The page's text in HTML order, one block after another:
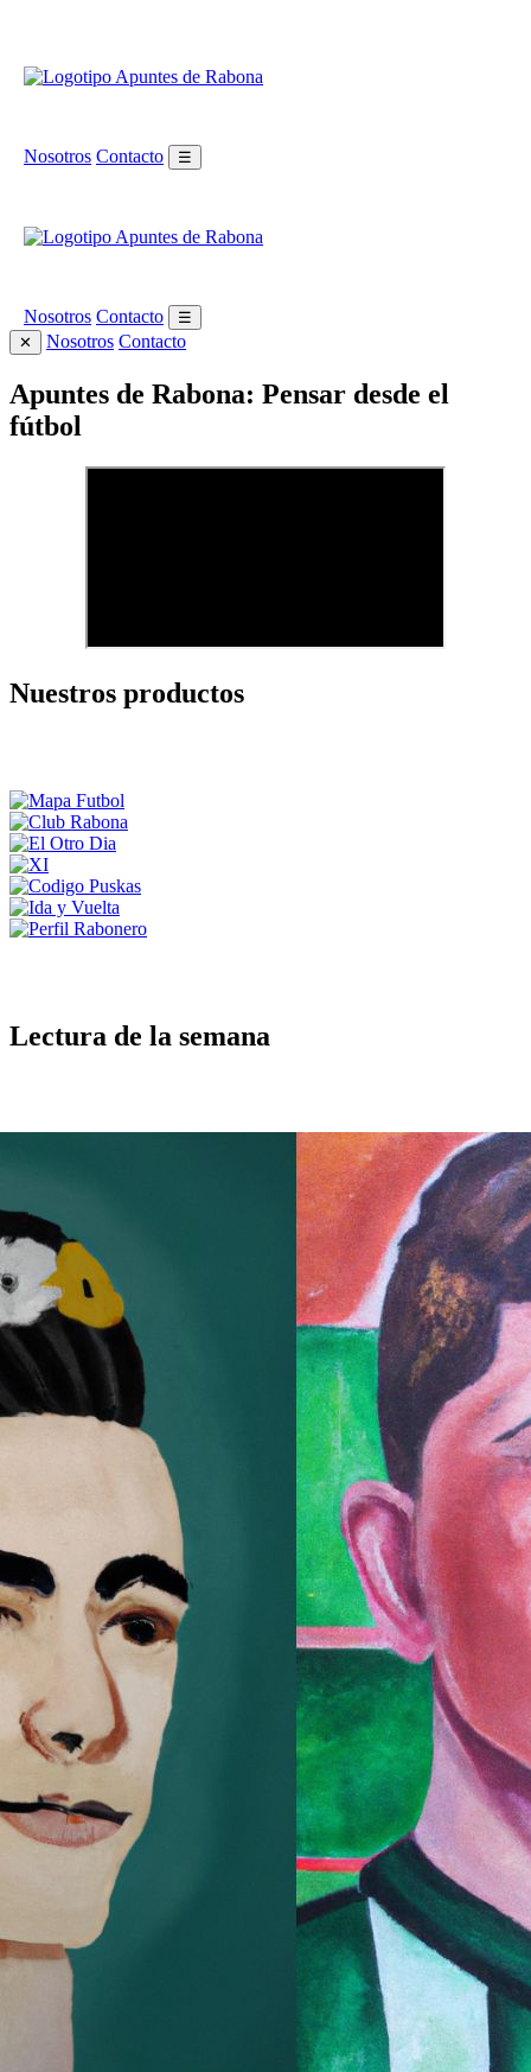
Nosotros Contacto ☰
Nosotros Contacto
☰
✕
Nosotros Contacto
Apuntes de Rabona: Pensar desde el
fútbol
Nuestros productos
Lectura de la semana